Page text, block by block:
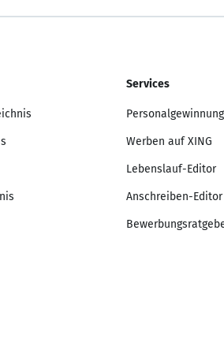
Services
Werben auf XING
Lebenslauf-Editor
Anschreiben-Editor